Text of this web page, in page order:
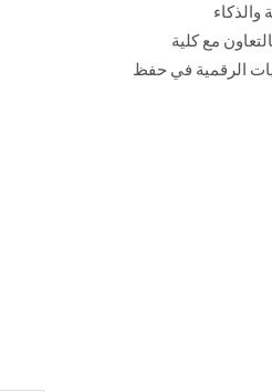
والذكاء
مع كلية
الرقمية في حفظ